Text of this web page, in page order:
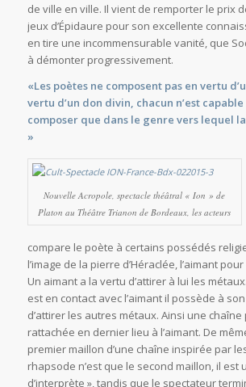
de ville en ville. Il vient de remporter le prix
jeux d’Épidaure pour son excellente
en tire une incommensurable vanité, que
à démonter progressivement.
«Les poètes ne composent pas en vertu
vertu d’un don divin, chacun n’est
composer que dans le genre vers lequel la
»
Nouvelle Acropole, spectacle théâtral « Ion » de
Platon au Théâtre Trianon de Bordeaux, les acteurs
compare le poète à certains possédés
l’image de la pierre d’Héraclée, l’aimant
Un aimant a la vertu d’attirer à lui les
est en contact avec l’aimant il possède à
d’attirer les autres métaux. Ainsi une chaîne
rattachée en dernier lieu à l’aimant. De
premier maillon d’une chaîne inspirée par
rhapsode n’est que le second maillon, il est
d’interprète », tandis que le spectateur